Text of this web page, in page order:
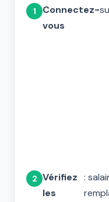
Connectez-
vous
Vérifiez
les
: